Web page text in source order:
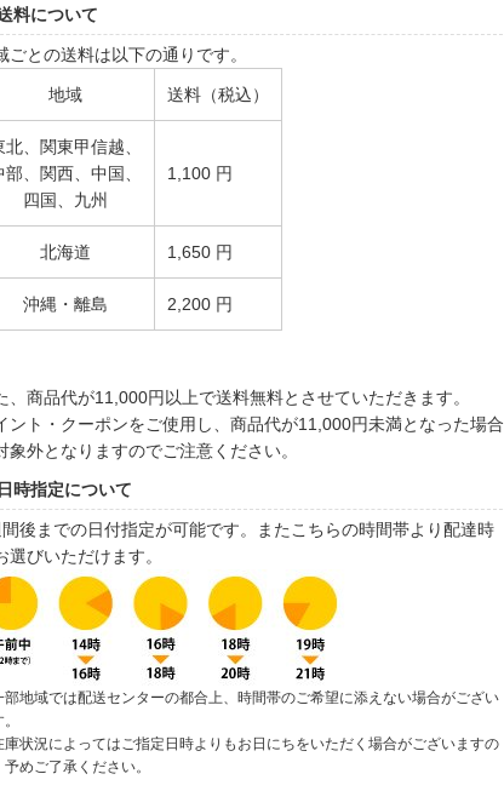
料について
ごとの送料は以下の通りです。
地域 送料（税込）
北、関東甲信越、
部、関西、中国、
四国、九州
1,100 円
北海道 1,650 円
沖縄・離島 2,200 円
、商品代が11,000円以上で送料無料とさせていただきます。
ント・クーポンをご使用し、商品代が11,000円未満となった場合
象外となりますのでご注意ください。
日時指定について
間後までの日付指定が可能です。またこちらの時間帯より配達時
選びいただけます。
地域では配送センターの都合上、時間帯のご希望に添えない場合がござい
状況によってはご指定日時よりもお日にちをいただく場合がございますの
予めご了承ください。